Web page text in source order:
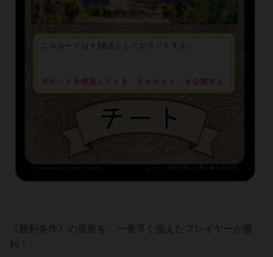
《勝利条件》の資産を、一番早く揃えたプレイヤーが勝
利！